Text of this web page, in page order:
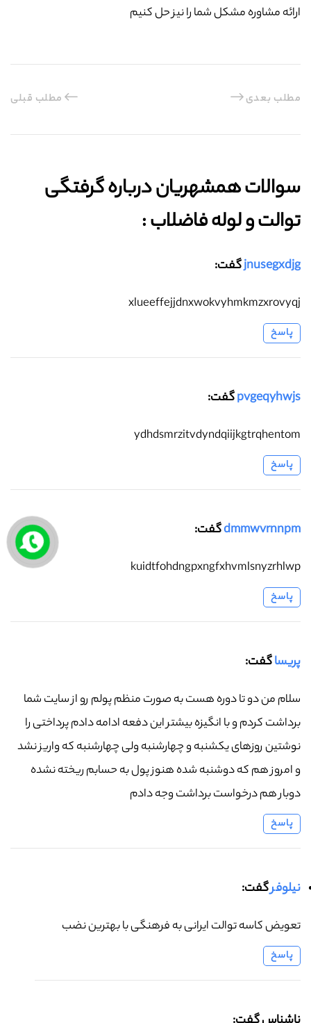
ارائه مشاوره مشکل شما را نیز حل کنیم
مطلب قبلی مطلب بعدی
سوالات همشهریان درباره گرفتگی
توالت و لوله فاضلاب :‌
jnusegxdjgگفت:
xlueeffejjdnxwokvyhmkmzxrovyqj
پاسخ
pvgeqyhwjsگفت:
ydhdsmrzitvdyndqiijkgtrqhentom
پاسخ
dmmwvrnnpmگفت:
kuidtfohdngpxngfxhvmlsnyzrhlwp
پاسخ
پریساگفت:
سلام من دو تا دوره هست به صورت منظم پولم رو از سایت شما
برداشت کردم و با انگیزه بیشتر این دفعه ادامه دادم پرداختی را
نوشتین روزهای یکشنبه و چهارشنبه ولی چهارشنبه که واریز نشد
و امروز هم که دوشنبه شده هنوز پول به حسابم ریخته نشده
دوبار هم درخواست برداشت وجه دادم
پاسخ
نیلوفرگفت:
تعویض کاسه توالت ایرانی به فرهنگی با بهترین نضب
پاسخ